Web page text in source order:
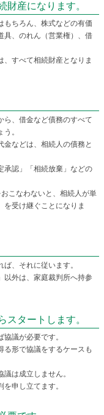
財産になります。
もちろん、株式などの有価
具、のれん（営業権）、借
すべて相続財産となりま
ら、借金など債務のすべて
。
などは、相続人の債務と
承認」「相続放棄」などの
こなわないと、相続人が単
受け継ぐことになりま
、それに従います。
以外は、家庭裁判所へ持参
スタートします。
議が必要です。
る形で協議をするケースも
は成立しません。
申し立てます。